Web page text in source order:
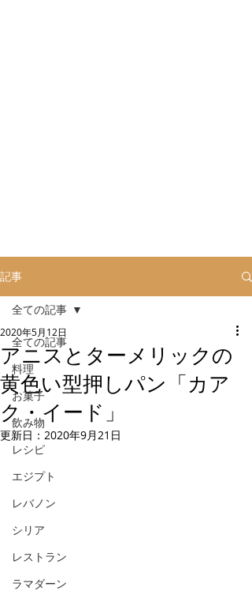
記事
全ての記事
料理
お菓子
飲み物
レシピ
エジプト
レバノン
シリア
レストラン
ラマダーン
全ての記事
アニスとターメリックの
黄色い型押しパン「カア
ク・イード」
2020年5月12日
更新日： 2020年9月21日